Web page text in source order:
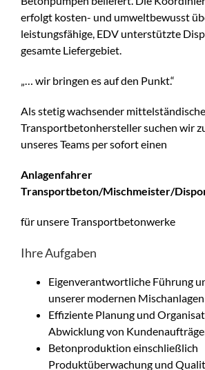
erfolgt kosten- und umweltbewusst
leistungsfähige, EDV unterstützte
gesamte Liefergebiet.
„… wir bringen es auf den Punkt.“
Als stetig wachsender
Transportbetonhersteller suchen wir
unseres Teams per sofort einen
Anlagenfahrer
Transportbeton/Mischmeister/
für unsere Transportbetonwerke
Ihre Aufgaben
Eigenverantwortliche Führung
unserer modernen Mischanlagen
Effiziente Planung und
Abwicklung von
Betonproduktion einschließlich
Produktüberwachung und